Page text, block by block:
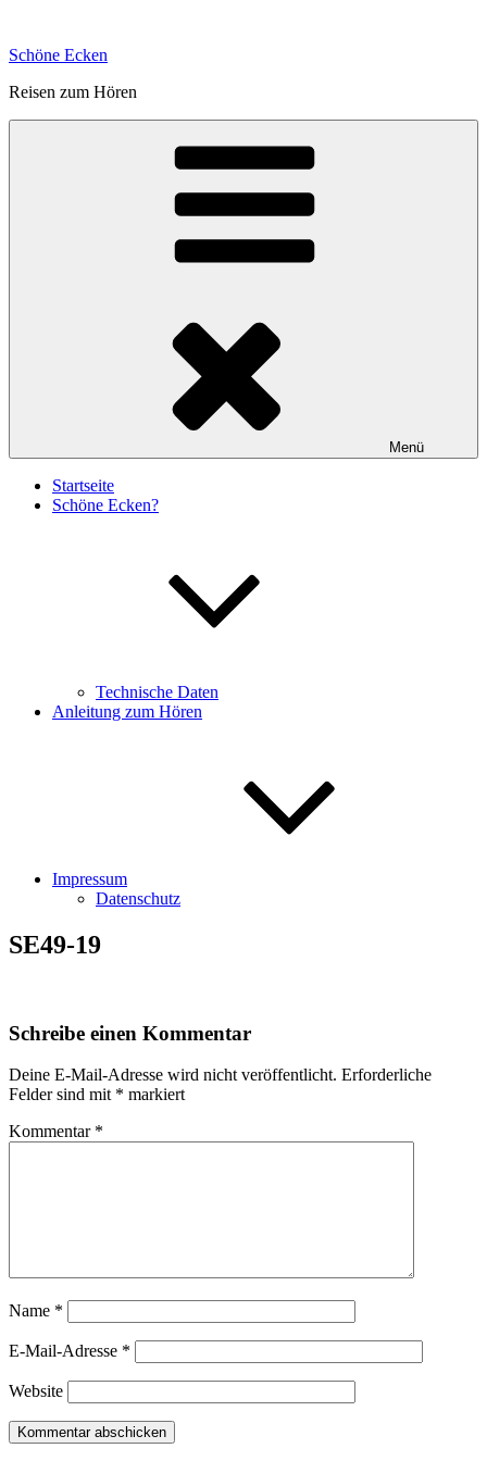
springen
Schöne Ecken
Reisen zum Hören
Menü
Startseite
Schöne Ecken?
Technische Daten
Anleitung zum Hören
Impressum
Datenschutz
SE49-19
Schreibe einen Kommentar
Deine E-Mail-Adresse wird nicht veröffentlicht. Erforderliche
Felder sind mit * markiert
Kommentar *
Name *
E-Mail-Adresse *
Website